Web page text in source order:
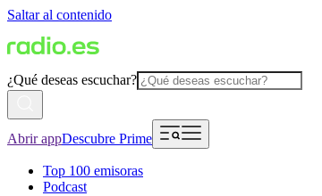
Saltar al contenido
¿Qué deseas escuchar?
Abrir appDescubre Prime
Top 100 emisoras
Podcast